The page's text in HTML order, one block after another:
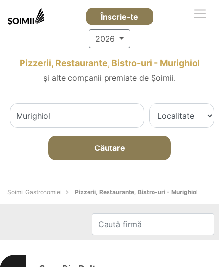
Înscrie-te
2026
Pizzerii, Restaurante, Bistro-uri - Murighiol
și alte companii premiate de Șoimii.
Căutare
Șoimii Gastronomiei Pizzerii, Restaurante, Bistro-uri - Murighiol